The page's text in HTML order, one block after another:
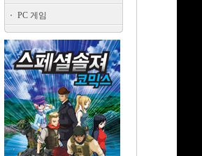
PC 게임